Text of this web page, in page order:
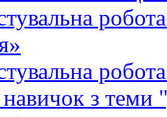
навичок з теми